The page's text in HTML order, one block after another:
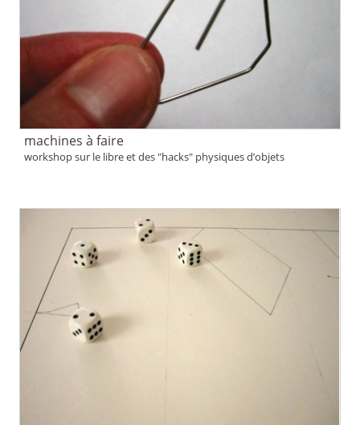
machines à faire
workshop sur le libre et des "hacks" physiques d’objets